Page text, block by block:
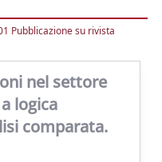
Pubblicazione su rivista
nel settore
logica
comparata.